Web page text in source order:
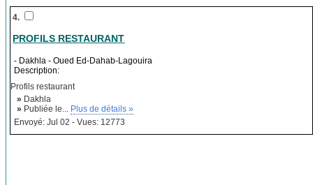
4.
PROFILS RESTAURANT
- Dakhla - Oued Ed-Dahab-Lagouira
Description:
Profils restaurant
» Dakhla
» Publiée le... Plus de détails »
Envoyé: Jul 02 - Vues: 12773